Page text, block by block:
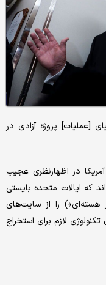
[عملیات] پروژه آزادی در
در اظهارنظری عجیب
که ایالات متحده بایستی
هسته‌ای») را از سایت‌های
لازم برای استخراج